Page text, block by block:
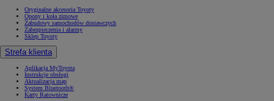
Oryginalne akcesoria Toyoty
Opony i koła zimowe
Zabudowy samochodów dostawczych
Zabezpieczenia i alarmy
Sklep Toyoty
Strefa klienta
Aplikacja MyToyota
Instrukcje obsługi
Aktualizacja map
System Bluetooth®
Karty Ratownicze